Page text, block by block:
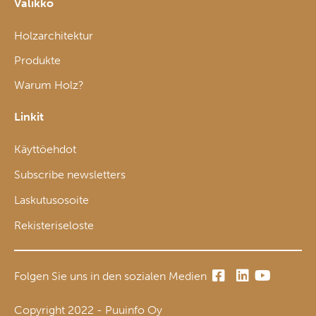
Valikko
Holzarchitektur
Produkte
Warum Holz?
Linkit
Käyttöehdot
Subscribe newsletters
Laskutusosoite
Rekisteriseloste
Folgen Sie uns in den sozialen Medien
Copyright 2022 - Puuinfo Oy